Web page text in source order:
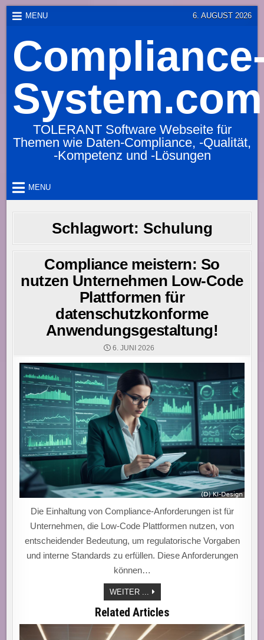
Skip
content
MENU 6. AUGUST 2026
System.com
TOLERANT Software Webseite für
Themen wie Daten-Compliance, -Qualität,
-Kompetenz und -Lösungen
MENU
Schlagwort: Schulung
Compliance meistern: So
nutzen Unternehmen Low-Code
Plattformen für
datenschutzkonforme
Anwendungsgestaltung!
6. JUNI 2026
Die Einhaltung von Compliance-Anforderungen ist für
Unternehmen, die Low-Code Plattformen nutzen, von
entscheidender Bedeutung, um regulatorische Vorgaben
und interne Standards zu erfüllen. Diese Anforderungen
können…
WEITER ... COMPLIANCE
MEISTERN:
SO
NUTZEN
UNTERNEHMEN
LOW-
Related Articles